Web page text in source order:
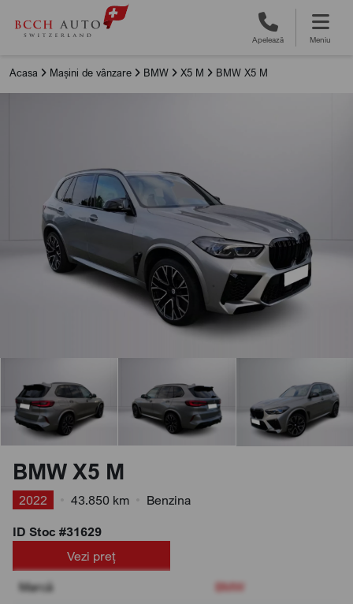
Apelează Meniu
Acasa Mașini de vânzare BMW X5 M BMW X5 M
BMW X5 M
2022 43.850 km
Benzina
ID Stoc #31629
Vezi preț
Marcă
BMW